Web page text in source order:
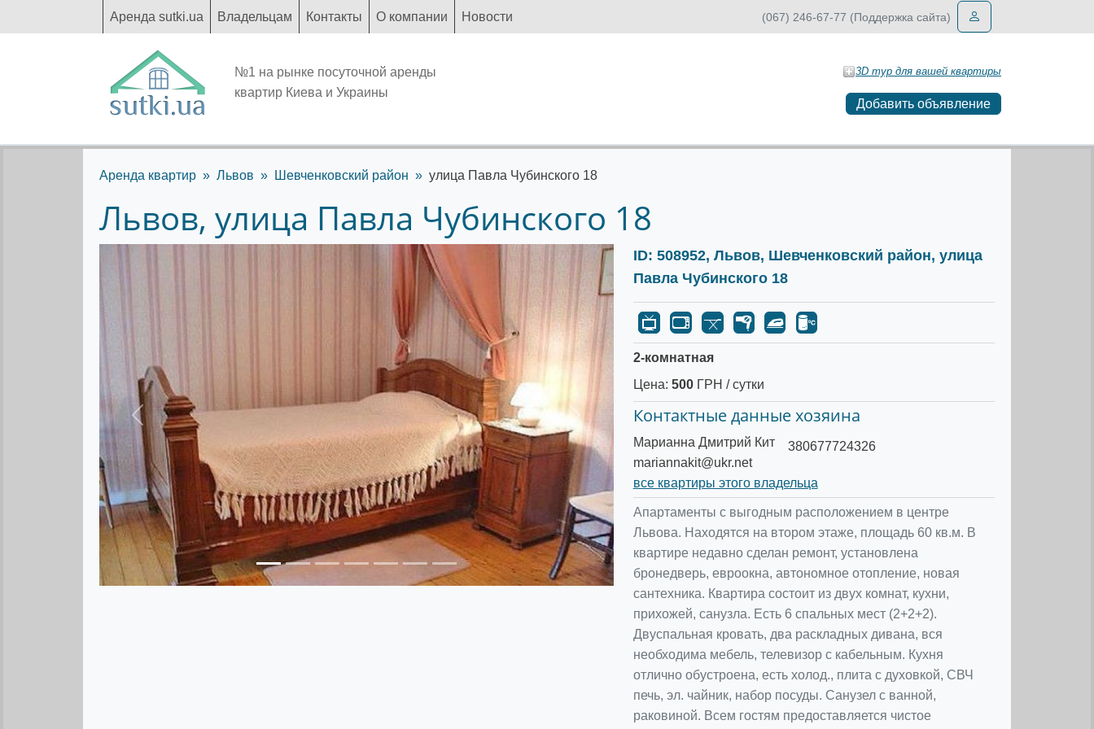
Аренда sutki.ua Владельцам Контакты О компании Новости (067) 246-67-77 (Поддержка сайта)
№1 на рынке посуточной аренды
квартир Киева и Украины
3D тур для вашей квартиры
Добавить объявление
Аренда квартир Львов Шевченковский район улица Павла Чубинского 18
Львов, улица Павла Чубинского 18
Предыдущее Следующее
ID: 508952, Львов, Шевченковский район, улица
Павла Чубинского 18
2-комнатная
Цена: 500ГРН / сутки
Контактные данные хозяина
Марианна Дмитрий Кит
mariannakit@ukr.net
380677724326
все квартиры этого владельца
Апартаменты с выгодным расположением в центре
Львова. Находятся на втором этаже, площадь 60 кв.м. В
квартире недавно сделан ремонт, установлена
бронедверь, евроокна, автономное отопление, новая
сантехника. Квартира состоит из двух комнат, кухни,
прихожей, санузла. Есть 6 спальных мест (2+2+2).
Двуспальная кровать, два раскладных дивана, вся
необходима мебель, телевизор с кабельным. Кухня
отлично обустроена, есть холод., плита с духовкой, СВЧ
печь, эл. чайник, набор посуды. Санузел с ванной,
раковиной. Всем гостям предоставляется чистое